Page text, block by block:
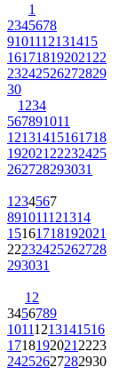
1
2345678
9101112131415
161718192021 22
23242526272829
30
1 234
567891011
12131415161718
192021 22232425
262728293031
1 234567
891011121314
15161718192021
22232425262728
293031
1 2
3456789
10111213141516
1718192021 2223
24252627282930